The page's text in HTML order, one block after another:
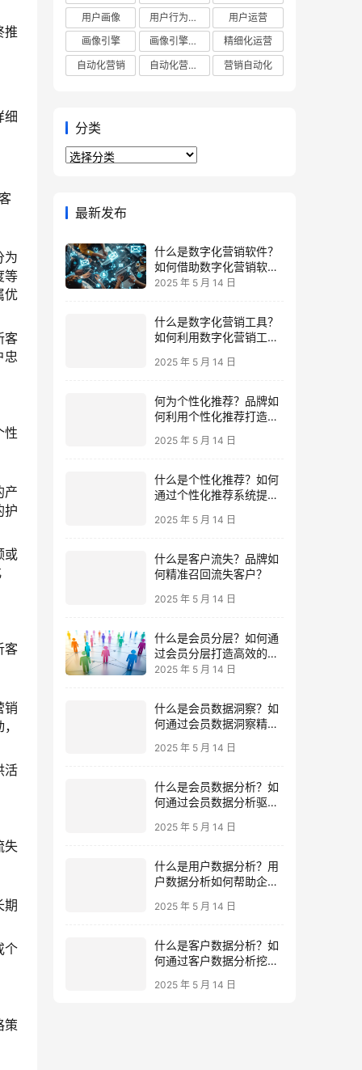
推
细
为
等
优
客
忠
性
产
护
或
客
销
活
失
期
个
策
用户画像
用户行为分析
用户运营
画像引擎
画像引擎平台
精细化运营
自动化营销
自动化营销平台 营销自动化
分类
分
最新发布
什么是数字化营销软件？
如何借助数字化营销软件
提升ROI？
2025 年 5 月 14 日
什么是数字化营销工具？
如何利用数字化营销工具
何为个性化推荐？品牌如
何利用个性化推荐打造沉
什么是个性化推荐？如何
通过个性化推荐系统提升
用户体验与转化率？
什么是客户流失？品牌如
何精准召回流失客户？
什么是会员分层？如何通
过会员分层打造高效的会
员运营体系？
什么是会员数据洞察？如
何通过会员数据洞察精准
把握高价值会员运营？
2025 年 5 月 14 日
什么是会员数据分析？如
何通过会员数据分析驱动
个性化营销策略？
2025 年 5 月 14 日
什么是用户数据分析？用
户数据分析如何帮助企业
精准运营？
2025 年 5 月 14 日
什么是客户数据分析？如
何通过客户数据分析挖掘
高价值客户并提升业绩？
2025 年 5 月 14 日